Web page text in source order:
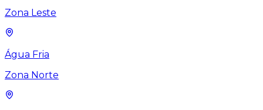
Zona Leste
Água Fria
Zona Norte